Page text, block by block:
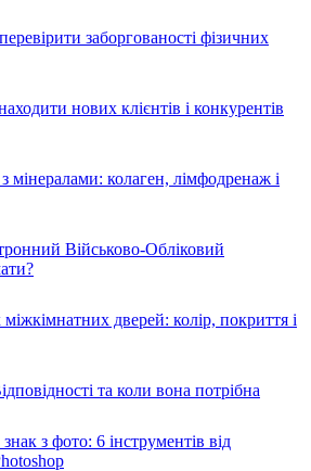
заборгованості фізичних
нових клієнтів і конкурентів
мінералами: колаген, лімфодренаж і
Військово-Обліковий
дверей: колір, покриття і
та коли вона потрібна
з фото: 6 інструментів від